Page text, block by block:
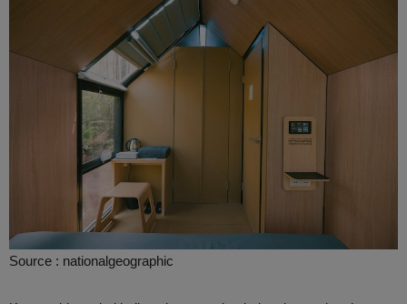
Source : nationalgeographic